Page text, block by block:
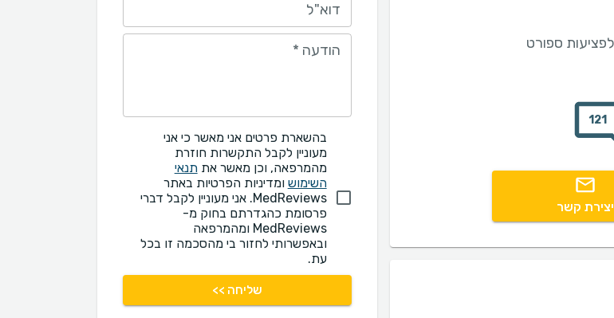
121
יצירת קשר
דוא"ל
הודעה *
בהשארת פרטים אני מאשר כי אני
מעוניין לקבל התקשרות חוזרת
מהמרפאה, וכן מאשר אתתנאי
השימוש ומדיניות הפרטיות באתר
MedReviews. אני מעוניין לקבל דברי
פרסומת כהגדרתם בחוק מ-
MedReviews ומהמרפאה
ובאפשרותי לחזור בי מהסכמה זו בכל
עת.
שליחה >>